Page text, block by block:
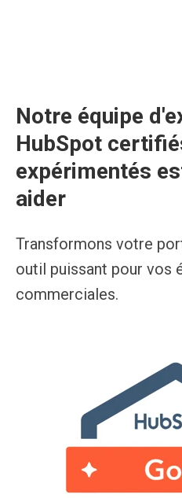
Notre équipe
HubSpot
expérimentés
aider
Transformons votre
outil puissant pour vos
commerciales.